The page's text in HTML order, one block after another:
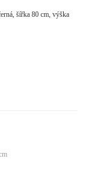
šířka 80 cm, výška